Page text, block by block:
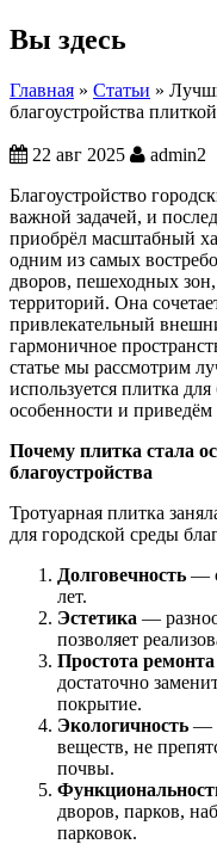
Вы здесь
Главная » Статьи »
благоустройства
22 авг 2025
admin2
Благоустройство
важной задачей, и
приобрёл масштабный
одним из самых
дворов, пешеходных
территорий. Она
привлекательный
гармоничное
статье мы рассмотрим
используется плитка
особенности и
Почему плитка стала
благоустройства
Тротуарная плитка
для городской среды
Долговечность —
лет.
Эстетика —
позволяет
Простота ремонта
достаточно
покрытие.
Экологичность —
веществ, не
почвы.
дворов, парков,
парковок.